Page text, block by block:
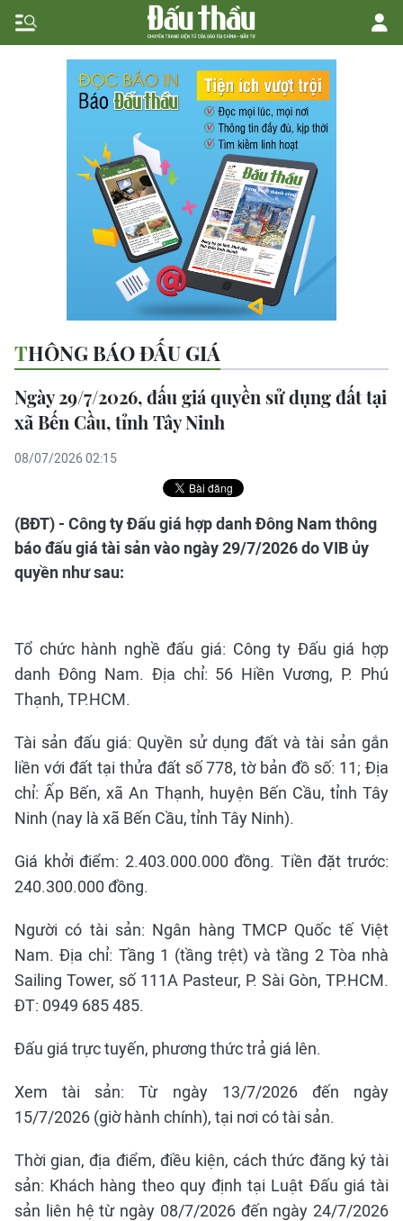
THÔNG BÁO ĐẤU GIÁ
Ngày 29/7/2026, đấu giá quyền sử dụng đất tại
xã Bến Cầu, tỉnh Tây Ninh
08/07/2026 02:15
(BĐT) - Công ty Đấu giá hợp danh Đông Nam thông
báo đấu giá tài sản vào ngày 29/7/2026 do VIB ủy
quyền như sau:
Tổ chức hành nghề đấu giá: Công ty Đấu giá hợp
danh Đông Nam. Địa chỉ: 56 Hiền Vương, P. Phú
Thạnh, TP.HCM.
Tài sản đấu giá: Quyền sử dụng đất và tài sản gắn
liền với đất tại thửa đất số 778, tờ bản đồ số: 11; Địa
chỉ: Ấp Bến, xã An Thạnh, huyện Bến Cầu, tỉnh Tây
Ninh (nay là xã Bến Cầu, tỉnh Tây Ninh).
Giá khởi điểm: 2.403.000.000 đồng. Tiền đặt trước:
240.300.000 đồng.
Người có tài sản: Ngân hàng TMCP Quốc tế Việt
Nam. Địa chỉ: Tầng 1 (tầng trệt) và tầng 2 Tòa nhà
Sailing Tower, số 111A Pasteur, P. Sài Gòn, TP.HCM.
ĐT: 0949 685 485.
Đấu giá trực tuyến, phương thức trả giá lên.
Xem tài sản: Từ ngày 13/7/2026 đến ngày
15/7/2026 (giờ hành chính), tại nơi có tài sản.
Thời gian, địa điểm, điều kiện, cách thức đăng ký tài
sản: Khách hàng theo quy định tại Luật Đấu giá tài
sản liên hệ từ ngày 08/7/2026 đến ngày 24/7/2026